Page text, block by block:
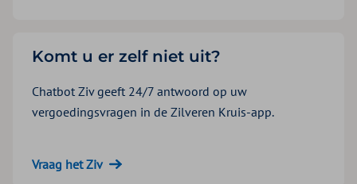
Komt u er zelf niet uit?
Chatbot Ziv geeft 24/7 antwoord op uw
vergoedingsvragen in de Zilveren Kruis-app.
Vraag het Ziv